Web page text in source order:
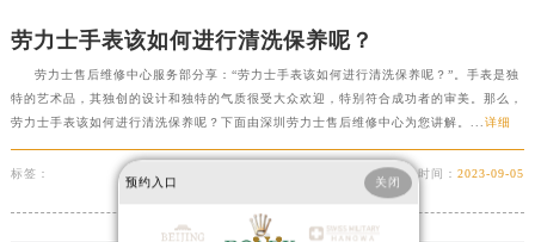
劳力士手表该如何进行清洗保养呢？
劳力士售后维修中心服务部分享：“劳力士手表该如何进行清洗保养呢？”。手表是独
特的艺术品，其独创的设计和独特的气质很受大众欢迎，特别符合成功者的审美。那么，
劳力士手表该如何进行清洗保养呢？下面由深圳劳力士售后维修中心为您讲解。... 详细
标签： 时间：2023-09-05
预约入口 关闭